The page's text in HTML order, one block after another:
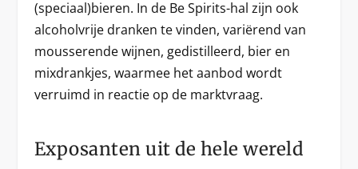
(speciaal)bieren. In de Be Spirits-hal zijn ook
alcoholvrije dranken te vinden, variërend van
mousserende wijnen, gedistilleerd, bier en
mixdrankjes, waarmee het aanbod wordt
verruimd in reactie op de marktvraag.
Exposanten uit de hele wereld